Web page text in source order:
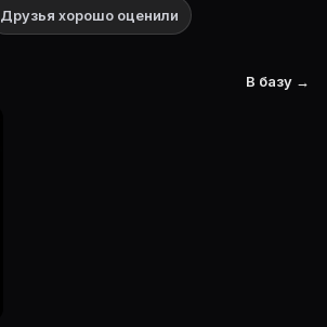
Друзья хорошо оценили
В базу →